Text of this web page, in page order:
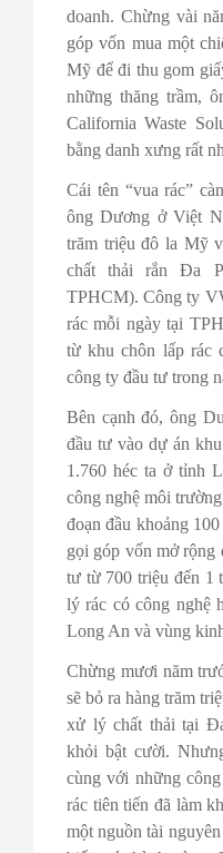
doanh. Chừng vài
góp vốn mua một
Mỹ để đi thu gom
những thăng trầm,
California Waste
bằng danh xưng rất
Cái tên “vua rác”
ông Dương ở Việt
trăm triệu đô la Mỹ
chất thải rắn Đa
TPHCM). Công ty
rác mỗi ngày tại
từ khu chôn lấp rác
công ty đầu tư trong
Bên cạnh đó, ông
đầu tư vào dự án
1.760 héc ta ở tỉnh
công nghệ môi
đoạn đầu khoảng
gọi góp vốn mở rộng
tư từ 700 triệu đến
lý rác có công nghệ
Long An và vùng
Chừng mươi năm
sẽ bỏ ra hàng trăm
xử lý chất thải tại
khỏi bật cười.
cùng với những
rác tiên tiến đã làm
một nguồn tài